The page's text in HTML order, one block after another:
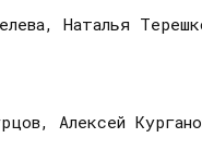
Наталья
Алексей